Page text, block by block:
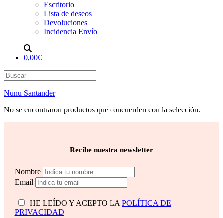
Escritorio
Lista de deseos
Devoluciones
Incidencia Envío
0,00€
Nunu Santander
No se encontraron productos que concuerden con la selección.
Recibe nuestra newsletter
Nombre
Email
HE LEÍDO Y ACEPTO LAPOLÍTICA DE
PRIVACIDAD